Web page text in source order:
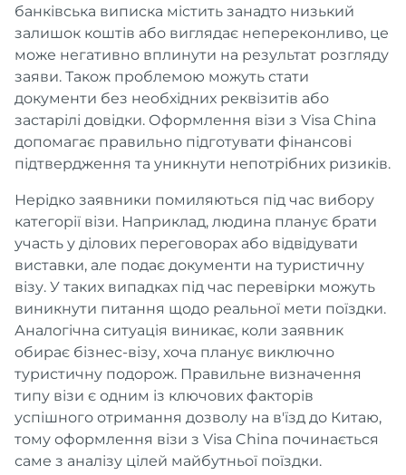
банківська виписка містить занадто низький
залишок коштів або виглядає непереконливо, це
може негативно вплинути на результат розгляду
заяви. Також проблемою можуть стати
документи без необхідних реквізитів або
застарілі довідки. Оформлення візи з Visa China
допомагає правильно підготувати фінансові
підтвердження та уникнути непотрібних ризиків.
Нерідко заявники помиляються під час вибору
категорії візи. Наприклад, людина планує брати
участь у ділових переговорах або відвідувати
виставки, але подає документи на туристичну
візу. У таких випадках під час перевірки можуть
виникнути питання щодо реальної мети поїздки.
Аналогічна ситуація виникає, коли заявник
обирає бізнес-візу, хоча планує виключно
туристичну подорож. Правильне визначення
типу візи є одним із ключових факторів
успішного отримання дозволу на в'їзд до Китаю,
тому оформлення візи з Visa China починається
саме з аналізу цілей майбутньої поїздки.